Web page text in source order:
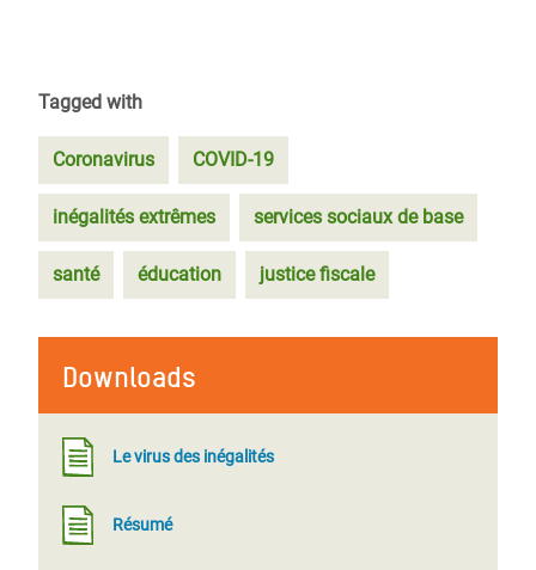
Tagged with
Coronavirus COVID-19
inégalités extrêmes services sociaux de base
santé éducation justice fiscale
Downloads
Le virus des inégalités
Résumé